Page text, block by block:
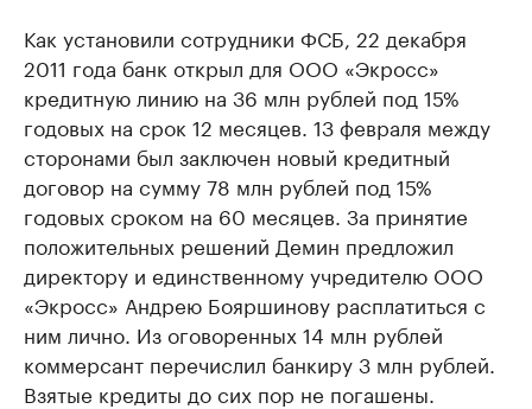
Как установили сотрудники ФСБ, 22 декабря
2011 года банк открыл для ООО «Экросс»
кредитную линию на 36 млн рублей под 15%
годовых на срок 12 месяцев. 13 февраля между
сторонами был заключен новый кредитный
договор на сумму 78 млн рублей под 15%
годовых сроком на 60 месяцев. За принятие
положительных решений Демин предложил
директору и единственному учредителю ООО
«Экросс» Андрею Бояршинову расплатиться с
ним лично. Из оговоренных 14 млн рублей
коммерсант перечислил банкиру 3 млн рублей.
Взятые кредиты до сих пор не погашены.